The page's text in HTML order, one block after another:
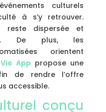
culturels
à s’y retrouver.
reste dispersée et
De plus, les
orientent
Apppropose une
de rendre l’offre
accessible.
conçu